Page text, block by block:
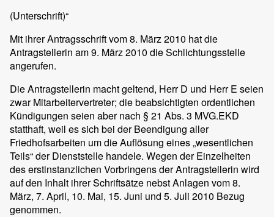
(Unterschrift)“
Mit ihrer Antragsschrift vom 8. März 2010 hat die
Antragstellerin am 9. März 2010 die Schlichtungsstelle
angerufen.
Die Antragstellerin macht geltend, Herr D und Herr E seien
zwar Mitarbeitervertreter; die beabsichtigten ordentlichen
Kündigungen seien aber nach § 21 Abs. 3 MVG.EKD
statthaft, weil es sich bei der Beendigung aller
Friedhofsarbeiten um die Auflösung eines „wesentlichen
Teils“ der Dienststelle handele. Wegen der Einzelheiten
des erstinstanzlichen Vorbringens der Antragstellerin wird
auf den Inhalt ihrer Schriftsätze nebst Anlagen vom 8.
März, 7. April, 10. Mai, 15. Juni und 5. Juli 2010 Bezug
genommen.